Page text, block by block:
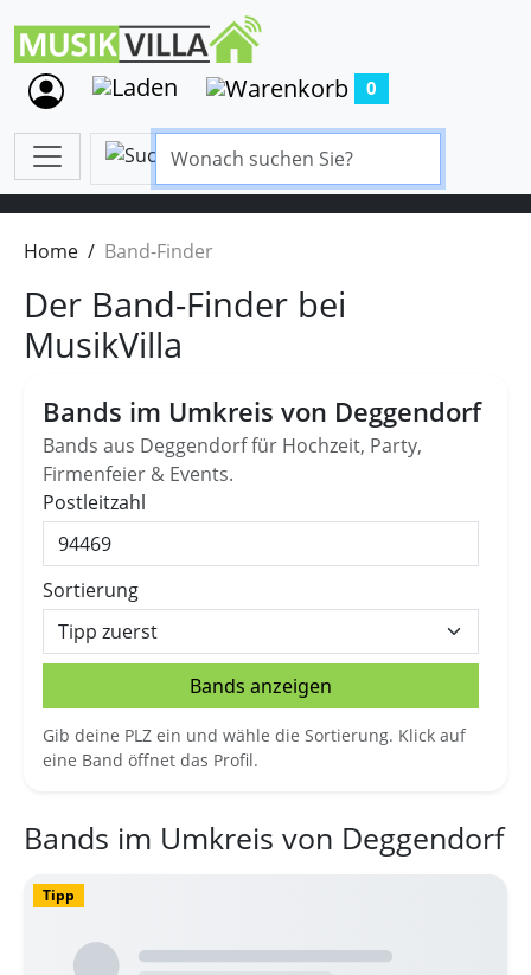
0
Home Band-Finder
Der Band-Finder bei
MusikVilla
Bands im Umkreis von Deggendorf
Bands aus Deggendorf für Hochzeit, Party,
Firmenfeier & Events.
Postleitzahl
Sortierung
Bands anzeigen
Gib deine PLZ ein und wähle die Sortierung. Klick auf
eine Band öffnet das Profil.
Bands im Umkreis von Deggendorf
Tipp